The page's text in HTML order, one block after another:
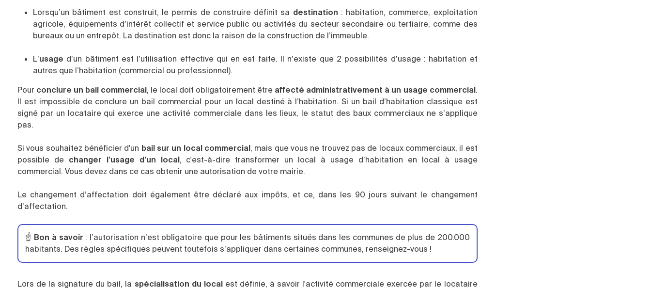
Lorsqu’un bâtiment est construit, le permis de construire définit sa destination : habitation, commerce, exploitation
agricole, équipements d’intérêt collectif et service public ou activités du secteur secondaire ou tertiaire, comme des
bureaux ou un entrepôt. La destination est donc la raison de la construction de l’immeuble.
L’usage d’un bâtiment est l’utilisation effective qui en est faite. Il n’existe que 2 possibilités d’usage : habitation et
autres que l’habitation (commercial ou professionnel).
Pour conclure un bail commercial, le local doit obligatoirement être affecté administrativement à un usage commercial.
Il est impossible de conclure un bail commercial pour un local destiné à l’habitation. Si un bail d’habitation classique est
signé par un locataire qui exerce une activité commerciale dans les lieux, le statut des baux commerciaux ne s’applique
pas.
Si vous souhaitez bénéficier d'un bail sur un local commercial, mais que vous ne trouvez pas de locaux commerciaux, il est
possible de changer l’usage d’un local, c'est-à-dire transformer un local à usage d’habitation en local à usage
commercial. Vous devez dans ce cas obtenir une autorisation de votre mairie.
Le changement d’affectation doit également être déclaré aux impôts, et ce, dans les 90 jours suivant le changement
d’affectation.
☝️ Bon à savoir : l’autorisation n’est obligatoire que pour les bâtiments situés dans les communes de plus de 200.000
habitants. Des règles spécifiques peuvent toutefois s’appliquer dans certaines communes, renseignez-vous !
Lors de la signature du bail, la spécialisation du localest définie, à savoir l'activité commerciale exercée par le locataire